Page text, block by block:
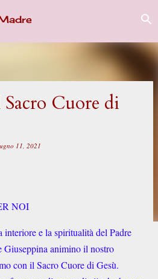
ai contenuti principali
Cuore di
11, 2021
NOI
interiore e la spiritualità del Padre
animino il nostro
con il Sacro Cuore di Gesù.